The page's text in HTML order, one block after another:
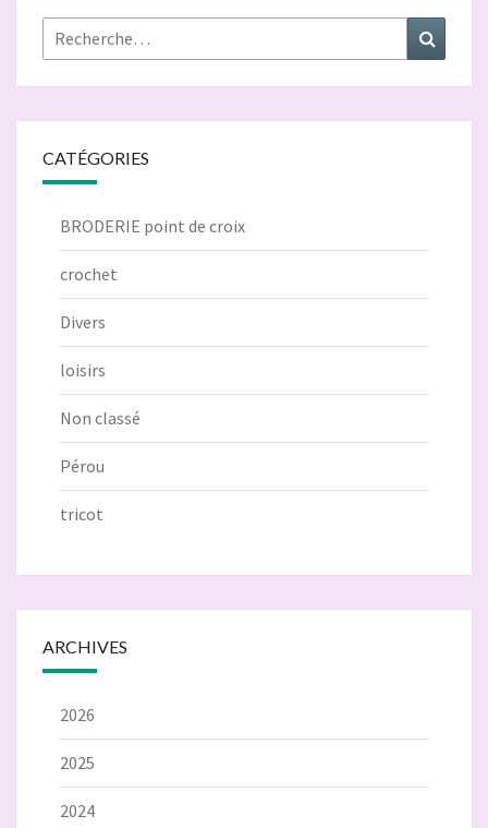
Rechercher :
CATÉGORIES
BRODERIE point de croix
crochet
Divers
loisirs
Non classé
Pérou
tricot
ARCHIVES
2026
2025
2024